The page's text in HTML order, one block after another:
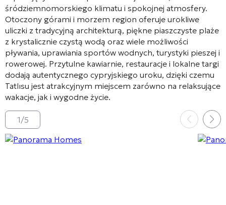
śródziemnomorskiego klimatu i spokojnej atmosfery.
Otoczony górami i morzem region oferuje urokliwe
uliczki z tradycyjną architekturą, piękne piaszczyste plaże
z krystalicznie czystą wodą oraz wiele możliwości
pływania, uprawiania sportów wodnych, turystyki pieszej i
rowerowej. Przytulne kawiarnie, restauracje i lokalne targi
dodają autentycznego cypryjskiego uroku, dzięki czemu
Tatlısu jest atrakcyjnym miejscem zarówno na relaksujące
wakacje, jak i wygodne życie.
1/5